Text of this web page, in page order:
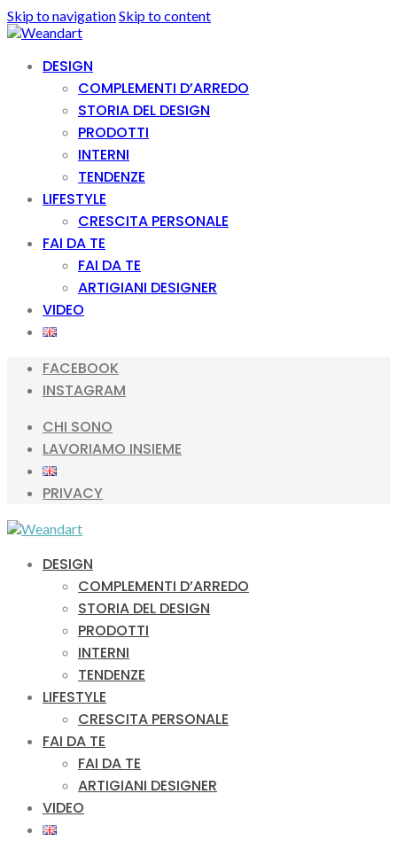
Skip to navigationSkip to content
DESIGN
COMPLEMENTI D’ARREDO
STORIA DEL DESIGN
PRODOTTI
INTERNI
TENDENZE
LIFESTYLE
CRESCITA PERSONALE
FAI DA TE
FAI DA TE
ARTIGIANI DESIGNER
VIDEO
FACEBOOK
INSTAGRAM
CHI SONO
LAVORIAMO INSIEME
PRIVACY
DESIGN
COMPLEMENTI D’ARREDO
STORIA DEL DESIGN
PRODOTTI
INTERNI
TENDENZE
LIFESTYLE
CRESCITA PERSONALE
FAI DA TE
FAI DA TE
ARTIGIANI DESIGNER
VIDEO